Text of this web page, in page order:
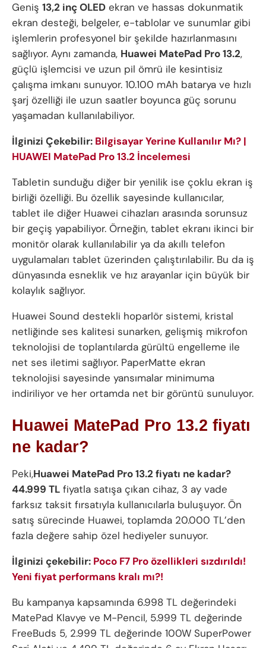
Geniş 13,2 inç OLED ekran ve hassas dokunmatik
ekran desteği, belgeler, e-tablolar ve sunumlar gibi
işlemlerin profesyonel bir şekilde hazırlanmasını
sağlıyor. Aynı zamanda, Huawei MatePad Pro 13.2,
güçlü işlemcisi ve uzun pil ömrü ile kesintisiz
çalışma imkanı sunuyor. 10.100 mAh batarya ve hızlı
şarj özelliği ile uzun saatler boyunca güç sorunu
yaşamadan kullanılabiliyor.
İlginizi Çekebilir: Bilgisayar Yerine Kullanılır Mı? |
HUAWEI MatePad Pro 13.2 İncelemesi
Tabletin sunduğu diğer bir yenilik ise çoklu ekran iş
birliği özelliği. Bu özellik sayesinde kullanıcılar,
tablet ile diğer Huawei cihazları arasında sorunsuz
bir geçiş yapabiliyor. Örneğin, tablet ekranı ikinci bir
monitör olarak kullanılabilir ya da akıllı telefon
uygulamaları tablet üzerinden çalıştırılabilir. Bu da iş
dünyasında esneklik ve hız arayanlar için büyük bir
kolaylık sağlıyor.
Huawei Sound destekli hoparlör sistemi, kristal
netliğinde ses kalitesi sunarken, gelişmiş mikrofon
teknolojisi de toplantılarda gürültü engelleme ile
net ses iletimi sağlıyor. PaperMatte ekran
teknolojisi sayesinde yansımalar minimuma
indiriliyor ve her ortamda net bir görüntü sunuluyor.
Huawei MatePad Pro 13.2 fiyatı
ne kadar?
Peki,Huawei MatePad Pro 13.2 fiyatı ne kadar?
44.999 TL fiyatla satışa çıkan cihaz, 3 ay vade
farksız taksit fırsatıyla kullanıcılarla buluşuyor. Ön
satış sürecinde Huawei, toplamda 20.000 TL’den
fazla değere sahip özel hediyeler sunuyor.
İlginizi çekebilir: Poco F7 Pro özellikleri sızdırıldı!
Yeni fiyat performans kralı mı?!
Bu kampanya kapsamında 6.998 TL değerindeki
MatePad Klavye ve M-Pencil, 5.999 TL değerinde
FreeBuds 5, 2.999 TL değerinde 100W SuperPower